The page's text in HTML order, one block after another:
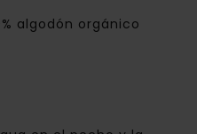
algodón orgánico